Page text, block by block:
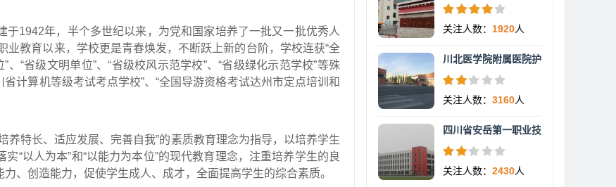
1942年，半个多世纪以来，为党和国家培养了一批又一批优秀人
教育以来，学校更是青春焕发，不断跃上新的台阶，学校连获“全
“省级文明单位”、“省级校风示范学校”、“省级绿化示范学校”等殊
计算机等级考试考点学校”、“全国导游资格考试达州市定点培训和
特长、适应发展、完善自我”的素质教育理念为指导，以培养学生
“以人为本”和“以能力为本位”的现代教育理念，注重培养学生的良
、创造能力，促使学生成人、成才，全面提高学生的综合素质。
关注人数： 1920人
川北医学院附属医院护
关注人数： 3160人
四川省安岳第一职业技
关注人数： 2430人